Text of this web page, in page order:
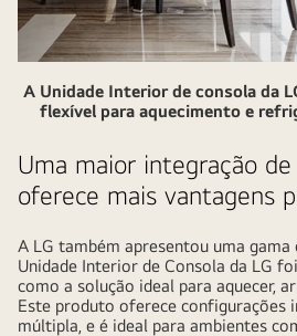
A Unidade Interior de consola da
flexível para aquecimento e
Uma maior integração
oferece mais vantagens
A LG também apresentou uma
Unidade Interior de Consola da LG
como a solução ideal para aquecer,
Este produto oferece configurações
múltipla, e é ideal para ambientes